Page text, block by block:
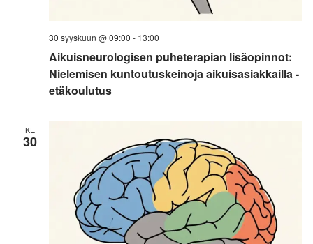
Aikuisneurologisen puheterapian lisäopinnot:
Nielemisen kuntoutuskeinoja aikuisasiakkailla -
etäkoulutus
30 syyskuun @ 09:00 - 13:00
KE
30